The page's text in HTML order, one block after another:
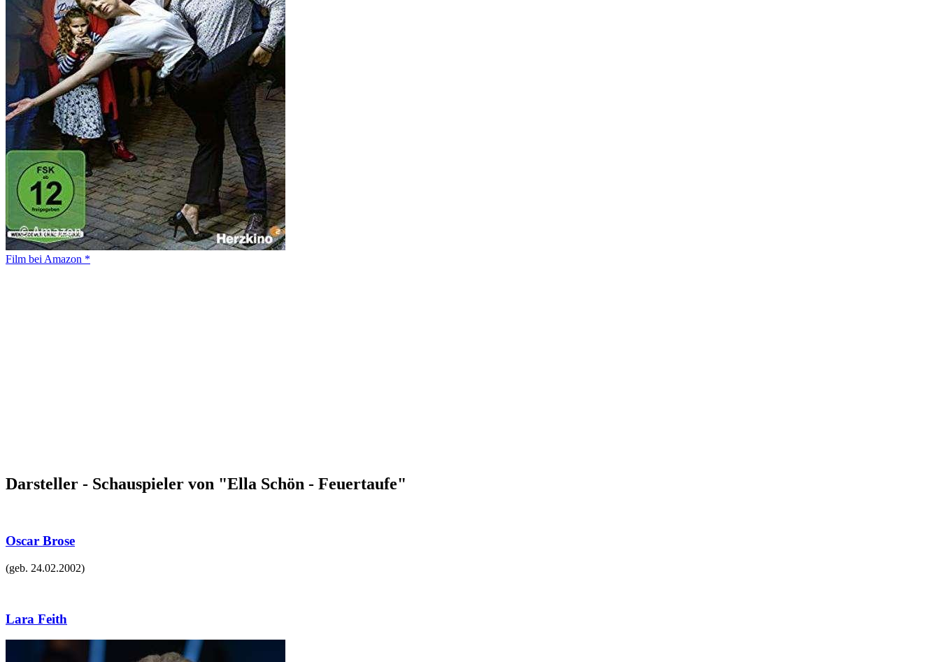
Film bei Amazon *
Darsteller - Schauspieler von "Ella Schön - Feuertaufe"
Oscar Brose
(geb. 24.02.2002)
Lara Feith